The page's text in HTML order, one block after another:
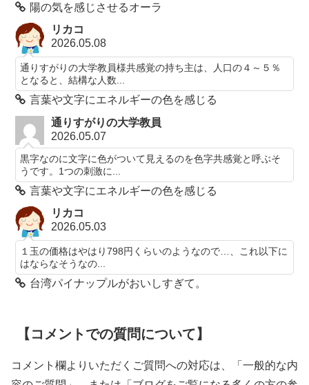
陽の気を感じさせるオーラ
リカコ
2026.05.08
通りすがりの大学教員様共感覚の持ち主は、人口の４～５％
となると、結構な人数...
言葉や文字にエネルギーの色を感じる
通りすがりの大学教員
2026.05.07
黒字なのに文字に色がついて見えるのを色字共感覚と呼ぶそ
うです。1つの刺激に...
言葉や文字にエネルギーの色を感じる
リカコ
2026.05.03
１玉の価格はやはり798円くらいのようなので…、これ以下に
はならなそうなの...
台湾パイナップルがおいしすぎて。
【コメントでの質問について】
コメント欄よりいただくご質問への対応は、「一般的な内